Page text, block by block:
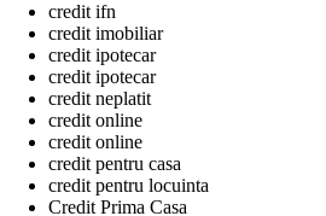
credit ifn
credit imobiliar
credit ipotecar
credit ipotecar
credit neplatit
credit online
credit online
credit pentru casa
credit pentru locuinta
Credit Prima Casa